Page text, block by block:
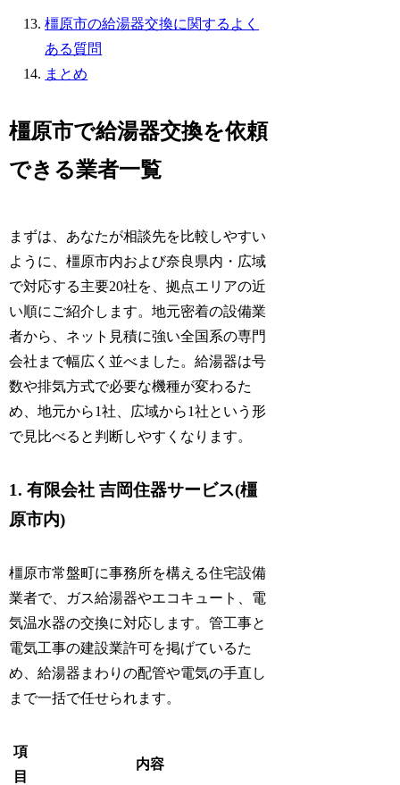
橿原市の給湯器交換に関するよく
ある質問
まとめ
橿原市で給湯器交換を依頼
できる業者一覧
まずは、あなたが相談先を比較しやすい
ように、橿原市内および奈良県内・広域
で対応する主要20社を、拠点エリアの近
い順にご紹介します。地元密着の設備業
者から、ネット見積に強い全国系の専門
会社まで幅広く並べました。給湯器は号
数や排気方式で必要な機種が変わるた
め、地元から1社、広域から1社という形
で見比べると判断しやすくなります。
1. 有限会社 吉岡住器サービス(橿
原市内)
橿原市常盤町に事務所を構える住宅設備
業者で、ガス給湯器やエコキュート、電
気温水器の交換に対応します。管工事と
電気工事の建設業許可を掲げているた
め、給湯器まわりの配管や電気の手直し
まで一括で任せられます。
項
目
内容